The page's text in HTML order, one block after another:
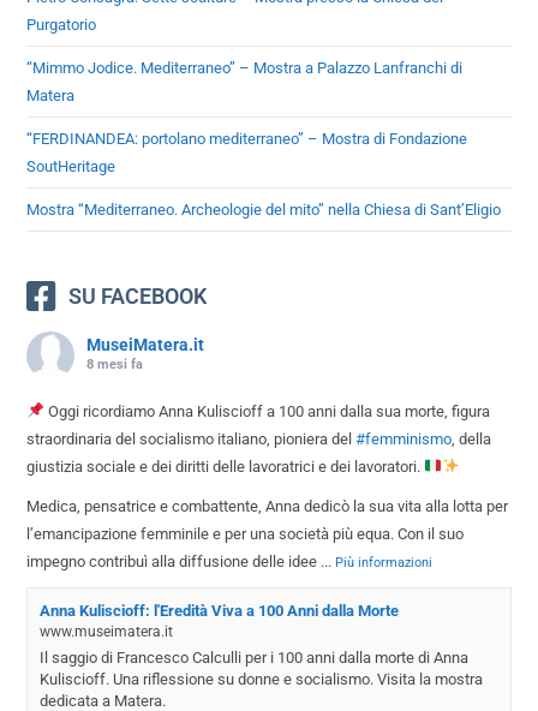
Purgatorio
“Mimmo Jodice. Mediterraneo” – Mostra a Palazzo Lanfranchi di
Matera
“FERDINANDEA: portolano mediterraneo” – Mostra di Fondazione
SoutHeritage
Mostra “Mediterraneo. Archeologie del mito” nella Chiesa di Sant’Eligio
SU FACEBOOK
MuseiMatera.it
8 mesi fa
Oggi ricordiamo Anna Kuliscioff a 100 anni dalla sua morte, figura
straordinaria del socialismo italiano, pioniera del#femminismo , della
giustizia sociale e dei diritti delle lavoratrici e dei lavoratori.
Medica, pensatrice e combattente, Anna dedicò la sua vita alla lotta per
l’emancipazione femminile e per una società più equa. Con il suo
impegno contribuì alla diffusione delle idee ... Più informazioni
Anna Kuliscioff: l'Eredità Viva a 100 Anni dalla Morte
www.museimatera.it
Il saggio di Francesco Calculli per i 100 anni dalla morte di Anna
Kuliscioff. Una riflessione su donne e socialismo. Visita la mostra
dedicata a Matera.